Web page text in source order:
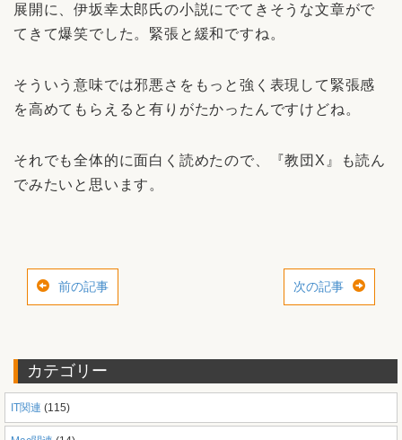
展開に、伊坂幸太郎氏の小説にでてきそうな文章がで
てきて爆笑でした。緊張と緩和ですね。
そういう意味では邪悪さをもっと強く表現して緊張感
を高めてもらえると有りがたかったんですけどね。
それでも全体的に面白く読めたので、『教団X』も読ん
でみたいと思います。
前の記事 次の記事
カテゴリー
IT関連 (115)